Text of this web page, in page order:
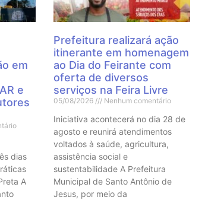
em
e
dias
A
Prefeitura realizará ação
itinerante em homenagem
ao Dia do Feirante com
oferta de diversos
serviços na Feira Livre
05/08/2026 Nenhum comentário
Iniciativa acontecerá no dia 28 de
agosto e reunirá atendimentos
voltados à saúde, agricultura,
assistência social e
sustentabilidade A Prefeitura
Municipal de Santo Antônio de
Jesus, por meio da